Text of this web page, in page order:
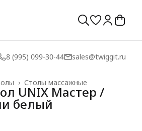
8 (995) 099-30-44 sales@twiggit.ru
Столы массажные
›
UNIX Мастер /
белый